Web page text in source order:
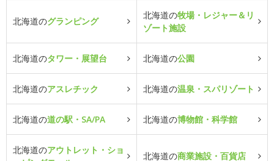
北海道のグランピング
北海道の牧場・レジャー＆リ
ゾート施設
北海道のタワー・展望台 北海道の公園
北海道のアスレチック 北海道の温泉・スパリゾート
北海道の道の駅・SA/PA 北海道の博物館・科学館
北海道のアウトレット・ショ
北海道の商業施設・百貨店